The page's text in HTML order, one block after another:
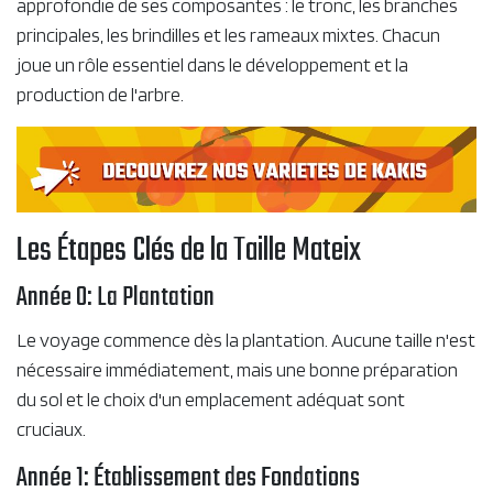
approfondie de ses composantes : le tronc, les branches
principales, les brindilles et les rameaux mixtes. Chacun
joue un rôle essentiel dans le développement et la
production de l'arbre.
Les Étapes Clés de la Taille Mateix
Année 0: La Plantation
Le voyage commence dès la plantation. Aucune taille n'est
nécessaire immédiatement, mais une bonne préparation
du sol et le choix d'un emplacement adéquat sont
cruciaux.
Année 1: Établissement des Fondations